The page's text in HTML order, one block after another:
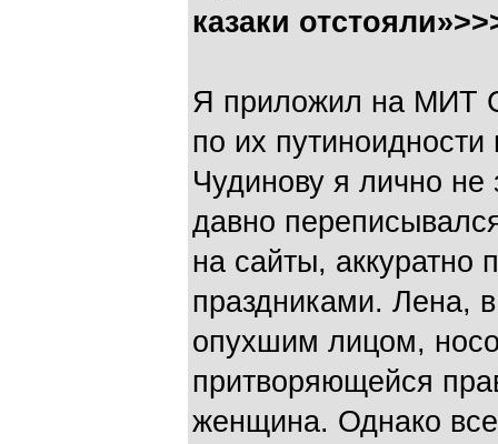
казаки
Я приложил на МИТ
по их
Чудинову я лично
давно
на сайты, аккуратно
праздниками. Лена,
опухшим лицом,
притворяющейся
женщина. Однако